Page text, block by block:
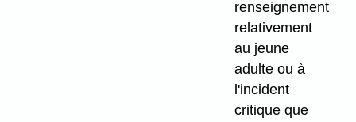
renseignement
relativement
au jeune
adulte ou à
l'incident
critique que